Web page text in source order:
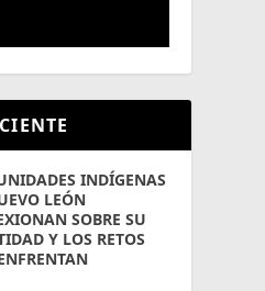
INDÍGENAS
LEÓN
SOBRE SU
Y LOS RETOS